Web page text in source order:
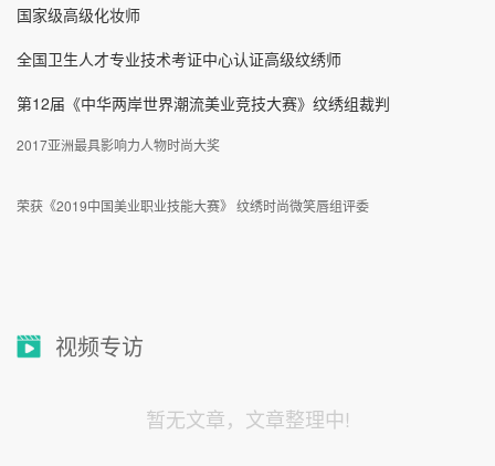
国家级高级化妆师
全国卫生人才专业技术考证中心认证高级纹绣师
第12届《中华两岸世界潮流美业竞技大赛》纹绣组裁判
2017亚洲最具影响力人物时尚大奖
荣获《2019中国美业职业技能大赛》 纹绣时尚微笑唇组评委
视频专访
暂无文章，文章整理中!